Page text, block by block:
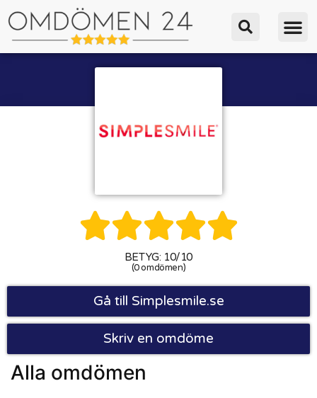

BETYG: 10/10
(0 omdömen)
Gå till Simplesmile.se
Skriv en omdöme
Alla omdömen